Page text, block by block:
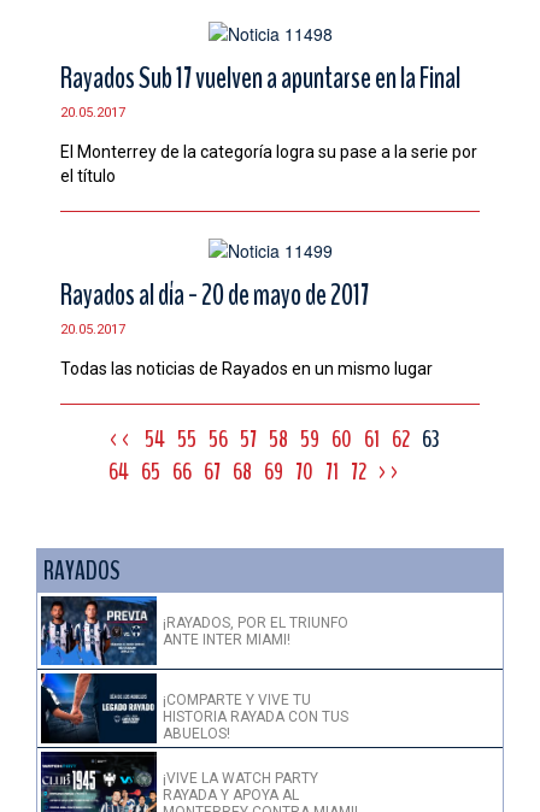
Rayados Sub 17 vuelven a apuntarse en la Final
20.05.2017
El Monterrey de la categoría logra su pase a la serie por
el título
Rayados al día - 20 de mayo de 2017
20.05.2017
Todas las noticias de Rayados en un mismo lugar
<< 54 55 56 57 58 59 60 61 62 63
64 65 66 67 68 69 70 71 72 >>
RAYADOS
¡RAYADOS, POR EL TRIUNFO
ANTE INTER MIAMI!
¡COMPARTE Y VIVE TU
HISTORIA RAYADA CON TUS
ABUELOS!
¡VIVE LA WATCH PARTY
RAYADA Y APOYA AL